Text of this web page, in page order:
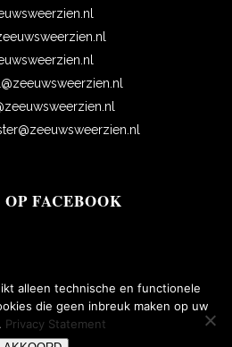
FACEBOOK
|Disclaimer, copyright, aansprakelijkheid,
alleen technische en functionele
die geen inbreuk maken op uw
Privacy Statement